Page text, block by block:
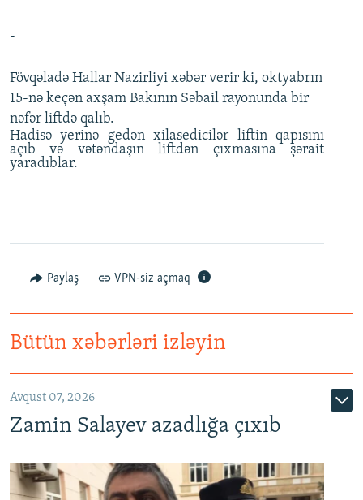
XƏBƏR BÜLLETENLƏRIMIZ
-
Fövqəladə Hallar Nazirliyi xəbər verir ki, oktyabrın
15-nə keçən axşam Bakının Səbail rayonunda bir
nəfər liftdə qalıb.
Hadisə yerinə gedən xilasedicilər liftin qapısını
açıb və vətəndaşın liftdən çıxmasına şərait
yaradıblar.
Paylaş VPN-siz açmaq
Bütün xəbərləri izləyin
Avqust 07, 2026
Zamin Salayev azadlığa çıxıb